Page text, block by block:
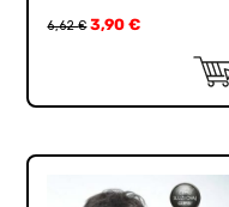
6,62€ 3,90€